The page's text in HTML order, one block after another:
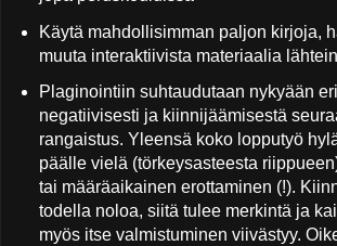
Käytä mahdollisimman paljon kirjoja,
muuta interaktiivista materiaalia
Plaginointiin suhtaudutaan nykyään
negatiivisesti ja kiinnijäämisestä
rangaistus. Yleensä koko lopputyö
päälle vielä (törkeysasteesta
tai määräaikainen erottaminen (!).
todella noloa, siitä tulee merkintä ja
myös itse valmistuminen viivästyy.